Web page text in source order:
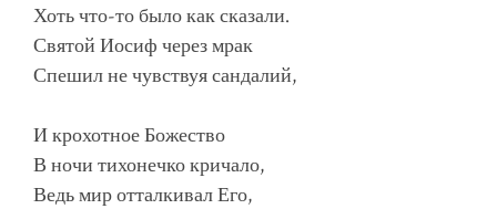
Хоть что-то было как сказали.
Святой Иосиф через мрак
Спешил не чувствуя сандалий,
И крохотное Божество
В ночи тихонечко кричало,
Ведь мир отталкивал Его,